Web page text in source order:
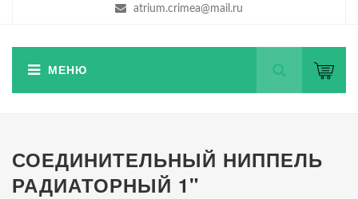
atrium.crimea@mail.ru
СОЕДИНИТЕЛЬНЫЙ НИППЕЛЬ
РАДИАТОРНЫЙ 1"